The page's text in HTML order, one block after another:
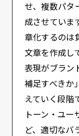
せ、複数パタ
成させていま
章化するのは
文章を作成し
表現がブラン
補足すべきか
えていく段階
トーン・ユー
ど、適切なバ